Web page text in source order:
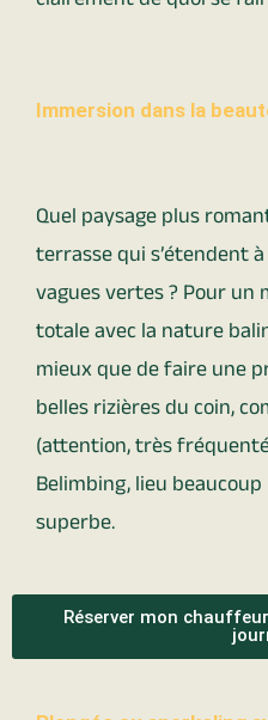
Immersion dans la
Quel paysage plus
terrasse qui s’étendent
vagues vertes ? Pour un
totale avec la nature
mieux que de faire une
belles rizières du coin,
(attention, très
Belimbing, lieu
superbe.
Réserver mon